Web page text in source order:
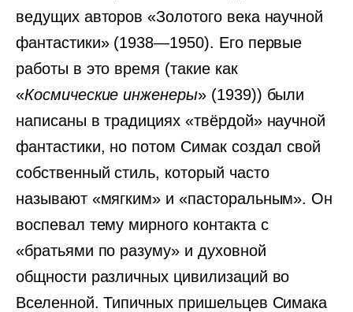
ведущих авторов «Золотого века научной
фантастики» (1938—1950). Его первые
работы в это время (такие как
«Космические инженеры» (1939)) были
написаны в традициях «твёрдой» научной
фантастики, но потом Симак создал свой
собственный стиль, который часто
называют «мягким» и «пасторальным». Он
воспевал тему мирного контакта с
«братьями по разуму» и духовной
общности различных цивилизаций во
Вселенной. Типичных пришельцев Симака